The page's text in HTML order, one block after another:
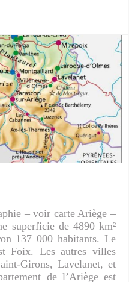
– voir carte Ariège –
superficie de 4890 km²
137 000 habitants. Le
Foix. Les autres villes
Girons, Lavelanet, et
de l’Ariège est